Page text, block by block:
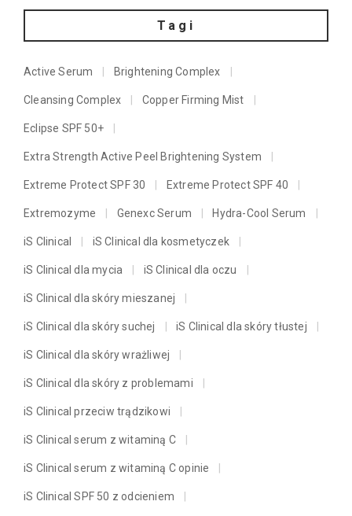
Tagi
Active Serum Brightening Complex
Cleansing Complex Copper Firming Mist
Eclipse SPF 50+
Extra Strength Active Peel Brightening System
Extreme Protect SPF 30 Extreme Protect SPF 40
Extremozyme Genexc Serum Hydra-Cool Serum
iS Clinical iS Clinical dla kosmetyczek
iS Clinical dla mycia iS Clinical dla oczu
iS Clinical dla skóry mieszanej
iS Clinical dla skóry suchej iS Clinical dla skóry tłustej
iS Clinical dla skóry wrażliwej
iS Clinical dla skóry z problemami
iS Clinical przeciw trądzikowi
iS Clinical serum z witaminą C
iS Clinical serum z witaminą C opinie
iS Clinical SPF 50 z odcieniem